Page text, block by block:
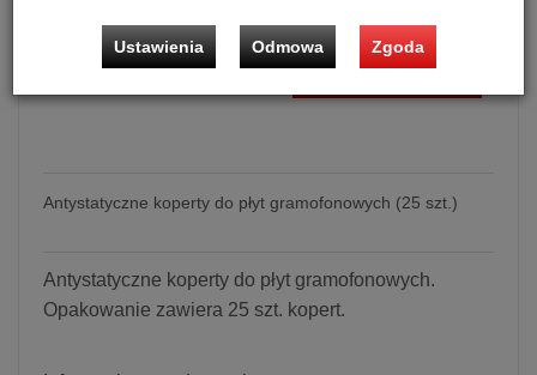
149,00 zł/ kpl.
Antystatyczne koperty do płyt gramofonowych (25 szt.)
Antystatyczne koperty do płyt gramofonowych.
Opakowanie zawiera 25 szt. kopert.
Ustawienia Odmowa Zgoda